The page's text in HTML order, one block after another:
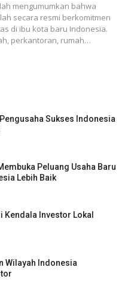
mengumumkan bahwa
secara resmi berkomitmen
di ibu kota baru Indonesia.
perkantoran, rumah…
Sukses Indonesia
Peluang Usaha Baru
Lebih Baik
Kendala Investor Lokal
Wilayah Indonesia